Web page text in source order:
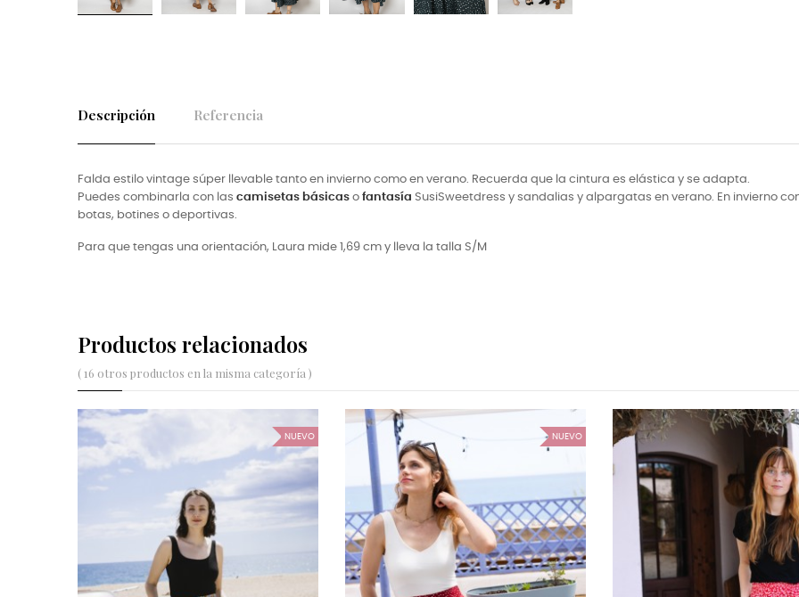
Descripción Referencia
Falda estilo vintage súper llevable tanto en invierno como en verano. Recuerda que la cintura es elástica y se adapta.
Puedes combinarla con las camisetas básicas o fantasía SusiSweetdress y sandalias y alpargatas en verano. En invierno
botas, botines o deportivas.
Para que tengas una orientación, Laura mide 1,69 cm y lleva la talla S/M
Productos relacionados
( 16 otros productos en la misma categoría )
NUEVO